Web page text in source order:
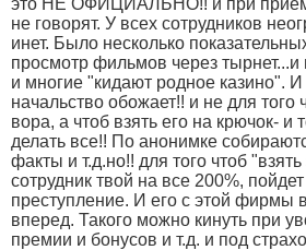
это НЕ ОФИЦИАЛЬНО!! и при
не говорят. У всех сотрудников
инет. Было несколько
просмотр фильмов через тырнет...и
и многие "кидают родное казино".
начальство обожает!! и не для того
вора, а чтоб взять его на крючок- и
делать все!! По анонимке
факты и т.д.но!! для того чтоб "взять
сотрудник твой на все 200%,
преступление. И его с этой фирмы
вперед. Такого можно кинуть при
премии и бонусов и т.д. и под